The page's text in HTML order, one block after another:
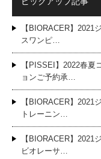
【BIORACER】2021
スワンピ…
【PISSEI】2022春夏
ョンご予約承…
【BIORACER】2021
トレーニン…
【BIORACER】2021
ビオレーサ…